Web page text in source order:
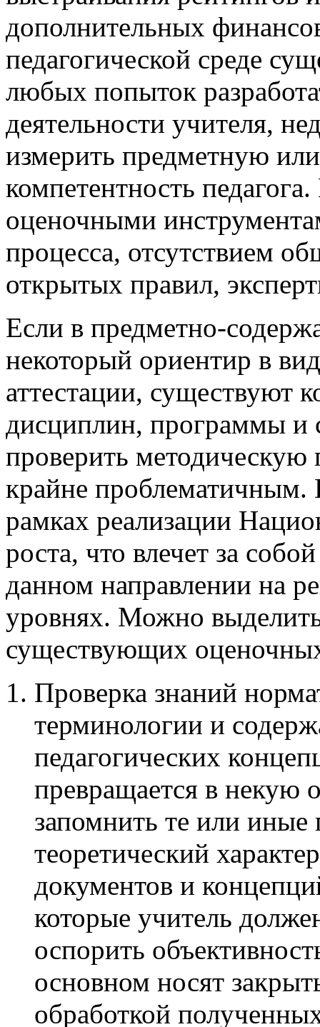
дополнительных
педагогической среде
любых попыток
деятельности учителя,
измерить предметную
компетентность
оценочными
процесса, отсутствием
открытых правил,
Если в предметно-
некоторый ориентир в
аттестации, существуют
дисциплин, программы и
проверить методическую
крайне проблематичным.
рамках реализации
роста, что влечет за
данном направлении на
уровнях. Можно
существующих
Проверка знаний
терминологии и
педагогических
превращается в некую
запомнить те или
теоретический
документов и
которые учитель
оспорить
основном носят
обработкой